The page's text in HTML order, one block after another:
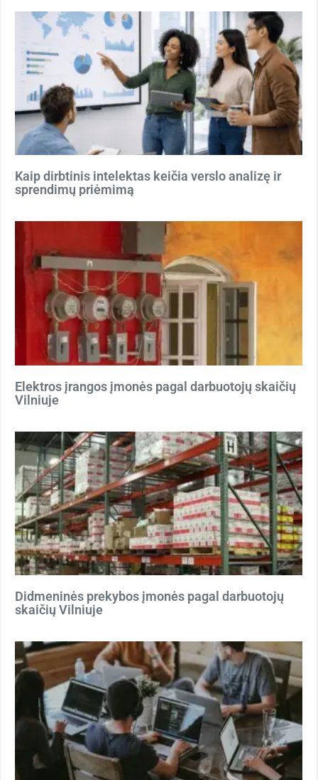
Kaip dirbtinis intelektas keičia verslo analizę ir
sprendimų priėmimą
Elektros įrangos įmonės pagal darbuotojų skaičių
Vilniuje
Didmeninės prekybos įmonės pagal darbuotojų
skaičių Vilniuje